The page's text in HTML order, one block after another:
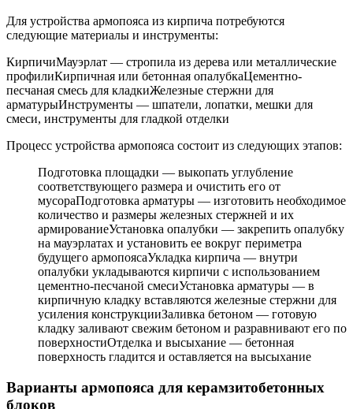
Для устройства армопояса из кирпича потребуются
следующие материалы и инструменты:
КирпичиМауэрлат — стропила из дерева или металлические
профилиКирпичная или бетонная опалубкаЦементно-
песчаная смесь для кладкиЖелезные стержни для
арматурыИнструменты — шпатели, лопатки, мешки для
смеси, инструменты для гладкой отделки
Процесс устройства армопояса состоит из следующих этапов:
Подготовка площадки — выкопать углубление
соответствующего размера и очистить его от
мусораПодготовка арматуры — изготовить необходимое
количество и размеры железных стержней и их
армированиеУстановка опалубки — закрепить опалубку
на мауэрлатах и установить ее вокруг периметра
будущего армопоясаУкладка кирпича — внутри
опалубки укладываются кирпичи с использованием
цементно-песчаной смесиУстановка арматуры — в
кирпичную кладку вставляются железные стержни для
усиления конструкцииЗаливка бетоном — готовую
кладку заливают свежим бетоном и разравнивают его по
поверхностиОтделка и высыхание — бетонная
поверхность гладится и оставляется на высыхание
Варианты армопояса для керамзитобетонных
блоков